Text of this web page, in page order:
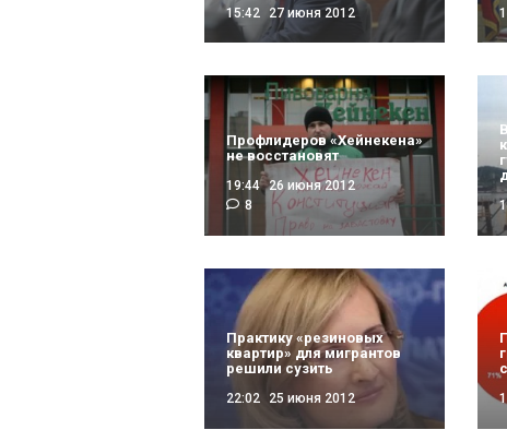
15:42 27 июня 2012
Профлидеров «Хейнекена»
не восстановят
19:44 26 июня 2012
8
Практику «резиновых
квартир» для мигрантов
решили сузить
22:02 25 июня 2012